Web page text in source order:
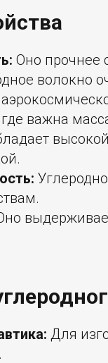
Оно прочнее
волокно
важна
Для